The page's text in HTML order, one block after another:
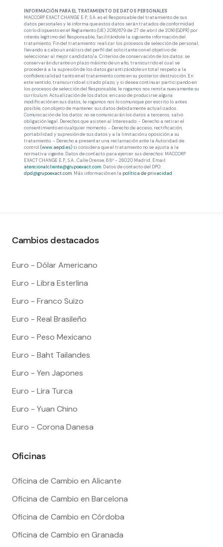
INFORMACIÓN PARA EL TRATAMIENTO DE DATOS PERSONALES
MACCORP EXACT CHANGE E.P., S.A. es el Responsable del tratamiento de sus
datos personales y le informa que estos datos serán tratados de conformidad
con lo dispuesto en el Reglamento (UE) 2016/679 de 27 de abril de 2016 (GDPR) por
interés legítimo del Responsable, facilitándole la siguiente información del
tratamiento: Fin del tratamiento: realizar los procesos de selección de personal,
llevando a cabo un análisis del perfil del solicitante con el objetivo de
seleccionar al mejor candidato/a. Criterios de conservación de los datos: se
conservarán durante un plazo máximo de un año, transcurrido el cual se
procederá a la supresión de los datos garantizándole un total respeto a la
confidencialidad tanto en el tratamiento como en su posterior destrucción. En
este sentido, transcurrido el citado plazo, y si desea continuar participando en
los procesos de selección del Responsable, le rogamos nos remita nuevamente su
currículum. Actualización de los datos: en caso de producirse alguna
modificación en sus datos, le rogamos nos lo comunique por escrito lo antes
posible, con objeto de mantener sus datos debidamente actualizados.
Comunicación de los datos: no se comunicarán los datos a terceros, salvo
obligación legal. Derechos que asisten al Interesado: - Derecho a retirar el
consentimiento en cualquier momento. - Derecho de acceso, rectificación,
portabilidad y supresión de sus datos y a la limitación u oposición a su
tratamiento. - Derecho a presentar una reclamación ante la Autoridad de
control (www.aepd.es) si considera que el tratamiento no se ajusta a la
normativa vigente. Datos de contacto para ejercer sus derechos: MACCORP
EXACT CHANGE E.P., S.A.. Calle Orense, 6 8º - 28020 Madrid. Email:
atencionalcliente@grupoexact.com. Datos de contacto del DPO:
dpd@grupoexact.com. Más información en la política de privacidad
Cambios destacados
Euro - Dólar Americano
Euro - Libra Esterlina
Euro - Franco Suizo
Euro - Real Brasileño
Euro - Peso Mexicano
Euro - Baht Tailandes
Euro - Yen Japones
Euro - Lira Turca
Euro - Yuan Chino
Euro - Corona Danesa
Oficinas
Oficina de Cambio en Alicante
Oficina de Cambio en Barcelona
Oficina de Cambio en Córdoba
Oficina de Cambio en Granada